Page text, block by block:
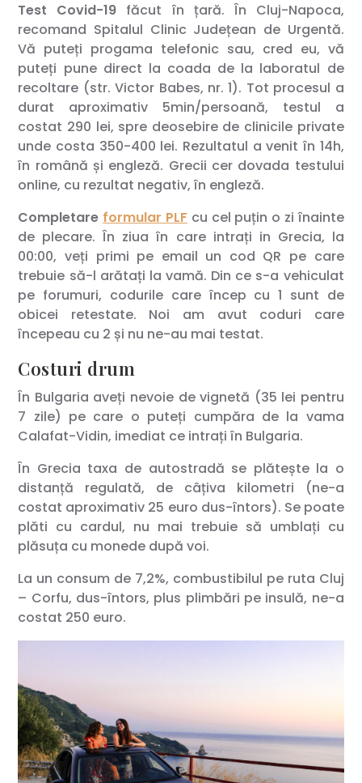
Test Covid-19 făcut în țară. În Cluj-Napoca,
recomand Spitalul Clinic Județean de Urgentă.
Vă puteți progama telefonic sau, cred eu, vă
puteți pune direct la coada de la laboratul de
recoltare (str. Victor Babes, nr. 1). Tot procesul a
durat aproximativ 5min/persoană, testul a
costat 290 lei, spre deosebire de clinicile private
unde costa 350-400 lei. Rezultatul a venit în 14h,
în română și engleză. Grecii cer dovada testului
online, cu rezultat negativ, în engleză.
Completare formular PLF cu cel puțin o zi înainte
de plecare. În ziua în care intrați in Grecia, la
00:00, veți primi pe email un cod QR pe care
trebuie să-l arătați la vamă. Din ce s-a vehiculat
pe forumuri, codurile care încep cu 1 sunt de
obicei retestate. Noi am avut coduri care
începeau cu 2 și nu ne-au mai testat.
Costuri drum
În Bulgaria aveți nevoie de vignetă (35 lei pentru
7 zile) pe care o puteți cumpăra de la vama
Calafat-Vidin, imediat ce intrați în Bulgaria.
În Grecia taxa de autostradă se plătește la o
distanță regulată, de câțiva kilometri (ne-a
costat aproximativ 25 euro dus-întors). Se poate
plăti cu cardul, nu mai trebuie să umblați cu
plăsuța cu monede după voi.
La un consum de 7,2%, combustibilul pe ruta Cluj
– Corfu, dus-întors, plus plimbări pe insulă, ne-a
costat 250 euro.